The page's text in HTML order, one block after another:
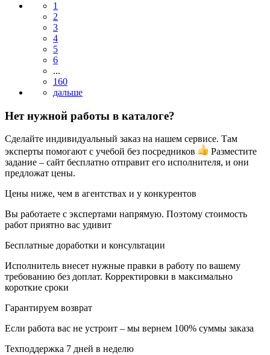
1
2
3
4
5
6
...
160
Нет нужной работы в каталоге?
Сделайте индивидуальный заказ на нашем сервисе. Там
эксперты помогают с учебой без посредников
Разместите
задание – сайт бесплатно отправит его исполнителя, и они
предложат цены.
Цены ниже, чем в агентствах и у конкурентов
Вы работаете с экспертами напрямую. Поэтому стоимость
работ приятно вас удивит
Бесплатные доработки и консультации
Исполнитель внесет нужные правки в работу по вашему
требованию без доплат. Корректировки в максимально
короткие сроки
Гарантируем возврат
Если работа вас не устроит – мы вернем 100% суммы заказа
Техподдержка 7 дней в неделю